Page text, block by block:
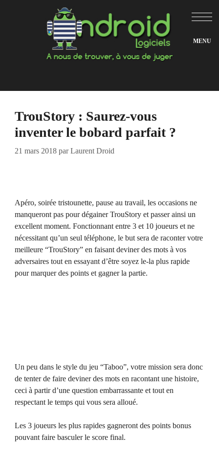
TrouStory : Saurez-vous
inventer le bobard parfait ?
21 mars 2018 parLaurent Droid
Apéro, soirée tristounette, pause au travail, les occasions ne
manqueront pas pour dégainer TrouStory et passer ainsi un
excellent moment. Fonctionnant entre 3 et 10 joueurs et ne
nécessitant qu’un seul téléphone, le but sera de raconter votre
meilleure “TrouStory” en faisant deviner des mots à vos
adversaires tout en essayant d’être soyez le-la plus rapide
pour marquer des points et gagner la partie.
Un peu dans le style du jeu “Taboo”, votre mission sera donc
de tenter de faire deviner des mots en racontant une histoire,
ceci à partir d’une question embarrassante et tout en
respectant le temps qui vous sera alloué.
Les 3 joueurs les plus rapides gagneront des points bonus
pouvant faire basculer le score final.